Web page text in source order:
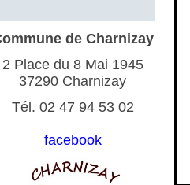
de Charnizay
2 Place du 8 Mai 1945
37290 Charnizay
Tél. 02 47 94 53 02
facebook